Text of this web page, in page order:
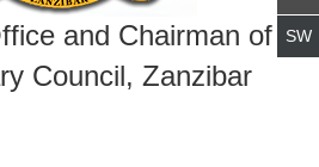
and Chairman of
Council, Zanzibar